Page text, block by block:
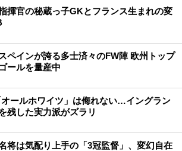
揮官の秘蔵っ子GKとフランス生まれの変
ペインが誇る多士済々のFW陣 欧州トップ
ールを量産中
オールホワイツ」は侮れない…イングラン
残した実力派がズラリ
将は気配り上手の「3冠監督」、変幻自在